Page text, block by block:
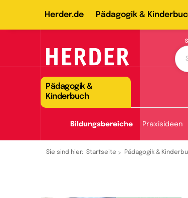
Herder.de Pädagogik &
Pädagogik &
Kinderbuch
Bildungsbereiche Praxisideen
Sie sind hier: Startseite Pädagogik &